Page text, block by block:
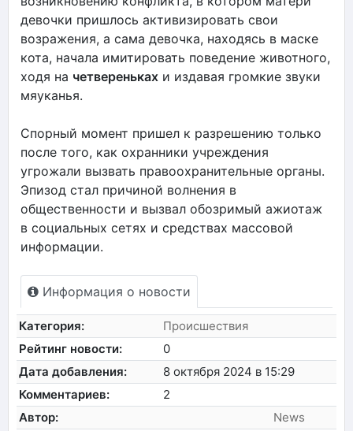
девочки пришлось активизировать свои
возражения, а сама девочка, находясь в маске
кота, начала имитировать поведение животного,
ходя на четвереньках и издавая громкие звуки
мяуканья.
Спорный момент пришел к разрешению только
после того, как охранники учреждения
угрожали вызвать правоохранительные органы.
Эпизод стал причиной волнения в
общественности и вызвал обозримый ажиотаж
в социальных сетях и средствах массовой
информации.
Информация о новости
Категория:
Происшествия
Рейтинг новости:
0
Дата добавления:
8 октября 2024 в 15:29
Комментариев:
2
Автор:
News